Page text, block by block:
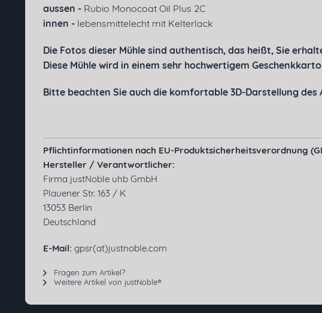
aussen - Rubio Monocoat Oil Plus 2C
innen - lebensmittelecht mit Kelterlack
Die Fotos dieser Mühle sind authentisch, das heißt, Sie
Diese Mühle wird in einem sehr hochwertigem
Bitte beachten Sie auch die komfortable 3D-Darstellung
Pflichtinformationen nach EU-Produktsicherheitsverordnung
Hersteller / Verantwortlicher:
Firma justNoble uhb GmbH
Plauener Str. 163 / K
13053 Berlin
Deutschland
E-Mail: gpsr(at)justnoble.com
Fragen zum Artikel?
Weitere Artikel von justNoble®